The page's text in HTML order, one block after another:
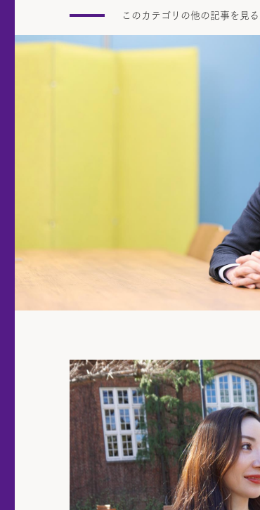
このカテゴリの他の記事を見る